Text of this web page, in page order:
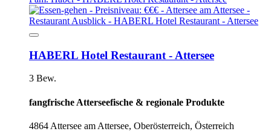
HABERL Hotel Restaurant - Attersee
3 Bew.
fangfrische Atterseefische & regionale Produkte
4864 Attersee am Attersee, Oberösterreich, Österreich